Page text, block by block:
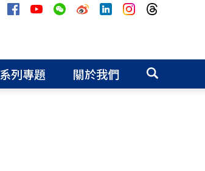
系列專題 關於我們